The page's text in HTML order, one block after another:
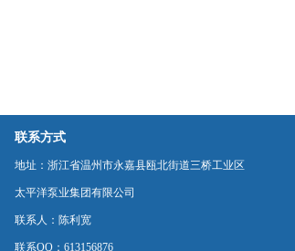
联系方式
地址：浙江省温州市永嘉县瓯北街道三桥工业区
太平洋泵业集团有限公司
联系人：陈利宽
联系QQ：613156876